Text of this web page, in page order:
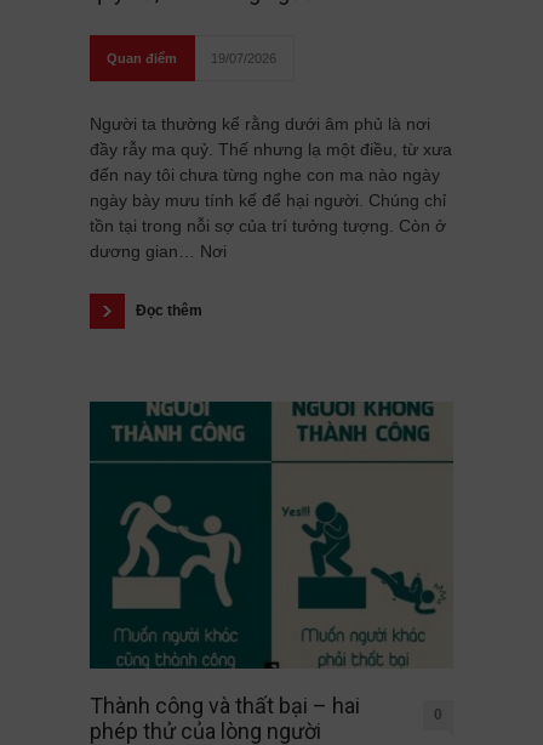
Quan điểm 19/07/2026
Người ta thường kể rằng dưới âm phủ là nơi
đầy rẫy ma quỷ. Thế nhưng lạ một điều, từ xưa
đến nay tôi chưa từng nghe con ma nào ngày
ngày bày mưu tính kế để hại người. Chúng chỉ
tồn tại trong nỗi sợ của trí tưởng tượng. Còn ở
dương gian… Nơi
Đọc thêm
Thành công và thất bại – hai
phép thử của lòng người
0